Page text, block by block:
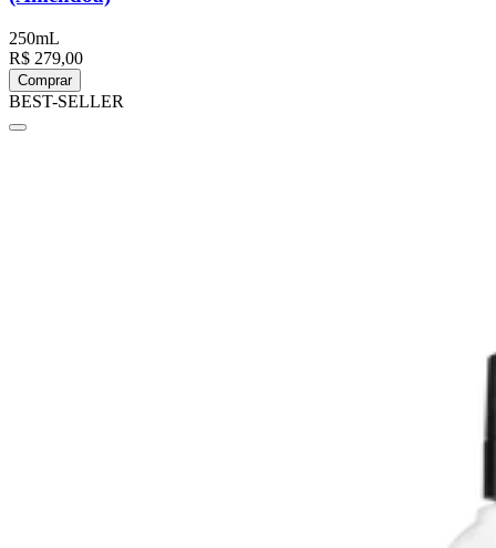
250mL
R$ 279,00
Comprar
BEST-SELLER